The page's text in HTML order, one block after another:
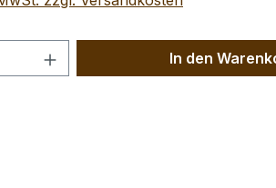
Anzahl: Gib denIn den